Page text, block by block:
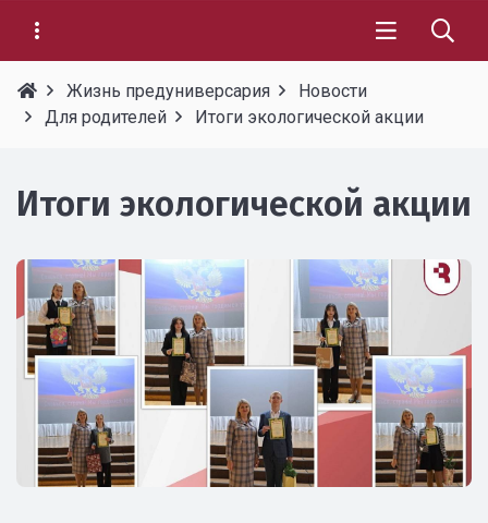
Жизнь предуниверсария
Новости
Для родителей
Итоги экологической акции
Итоги экологической акции